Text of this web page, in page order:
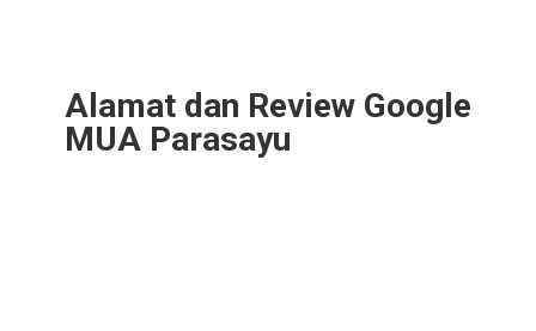
Alamat dan Review Google
MUA Parasayu